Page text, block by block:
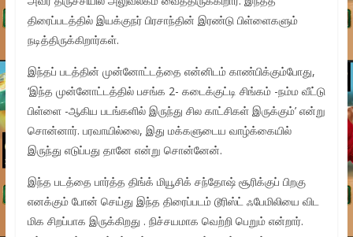
திரைப்படத்தில் இயக்குநர் பிரசாந்தின் இரண்டு பிள்ளைகளும்
நடித்திருக்கிறார்கள்.‌
இந்தப் படத்தின் முன்னோட்டத்தை என்னிடம் காண்பிக்கும்போது,
‘இந்த முன்னோட்டத்தில் பசங்க 2- கடைக்குட்டி சிங்கம் -நம்ம வீட்டு
பிள்ளை -ஆகிய படங்களில் இருந்து சில காட்சிகள் இருக்கும்’ என்று
சொன்னார். பரவாயில்லை, இது மக்களுடைய வாழ்க்கையில்
இருந்து எடுப்பது தானே என்று சொன்னேன்.
இந்த படத்தை பார்த்த திங்க் மியூசிக் சந்தோஷ் சூரிக்குப் பிறகு
எனக்கும் போன் செய்து இந்த திரைப்படம் டூரிஸ்ட் ஃபேமிலியை விட
மிக சிறப்பாக இருக்கிறது . நிச்சயமாக வெற்றி பெறும் என்றார்.